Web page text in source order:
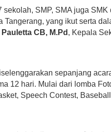
sekolah, SMP, SMA juga
Tangerang, yang ikut serta
Pauletta CB, M.Pd , Kepala
sepanjang
12 hari. Mulai dari lomba
Speech Contest,